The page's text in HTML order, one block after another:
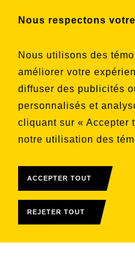
Nous respectons
Nous utilisons des
améliorer votre
diffuser des publicités
personnalisés et
cliquant sur « Accepter
notre utilisation des
ACCEPTER TOUT
REJETER TOUT
souhaitez vous
Aucune liste
S'INSCRIRE